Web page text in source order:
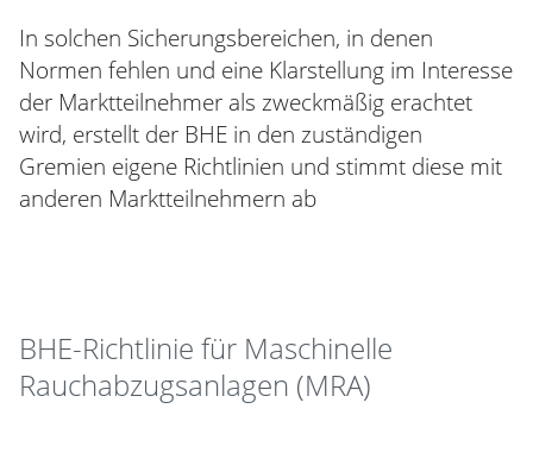
In solchen Sicherungsbereichen, in denen
Normen fehlen und eine Klarstellung im Interesse
der Marktteilnehmer als zweckmäßig erachtet
wird, erstellt der BHE in den zuständigen
Gremien eigene Richtlinien und stimmt diese mit
anderen Marktteilnehmern ab
BHE-Richtlinie für Maschinelle
Rauchabzugsanlagen (MRA)